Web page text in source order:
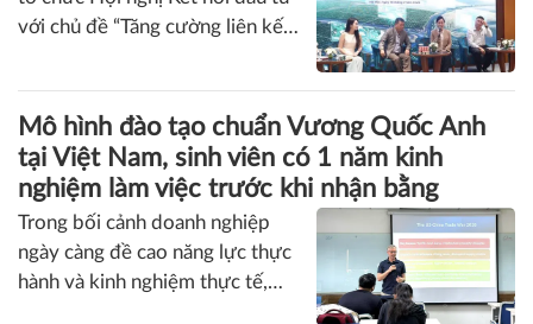
thảo khởi động Dự án “Quản lý
Montreal” (SMS-MP), đồng thời
trao đổi với các cơ quan liên
quan về cơ chế phối hợp triển
khai dự án.
Hà Nội - Bắc Ninh - Hưng Yên tăng cường
liên kết vùng, thúc đẩy nông nghiệp thông
minh và kinh tế xanh
Chiều 15/7, Sở Tài chính Hà Nội
tổ chức Hội nghị Kết nối đầu tư
với chủ đề “Tăng cường liên kết
vùng trong phát triển nông
nghiệp thông minh và kinh tế
xanh: Hà Nội - Bắc Ninh - Hưng
Mô hình đào tạo chuẩn Vương Quốc Anh
tại Việt Nam, sinh viên có 1 năm kinh